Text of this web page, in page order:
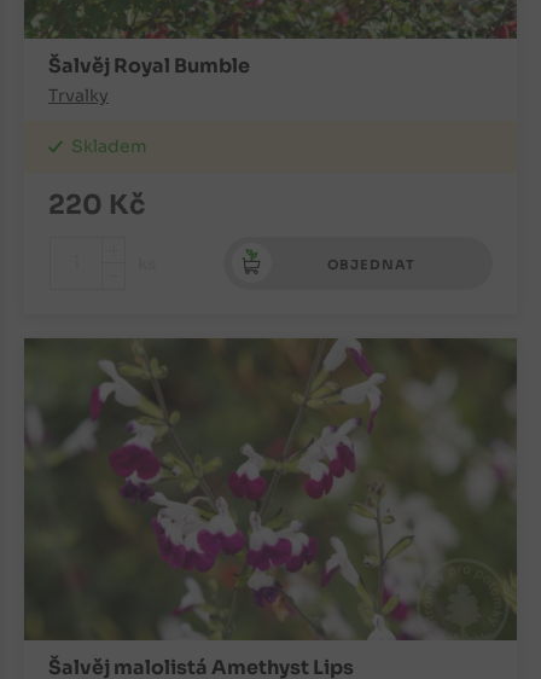
Šalvěj Royal Bumble
Trvalky
Skladem
220 Kč
OBJEDNAT
Šalvěj malolistá Amethyst Lips